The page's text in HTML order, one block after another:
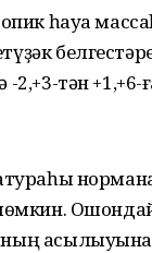
һауа
тән +1,+6-
Ошондай
асылыуына